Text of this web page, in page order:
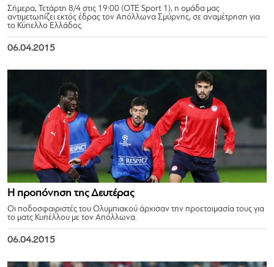
Σήμερα, Τετάρτη 8/4 στις 19:00 (OTE Sport 1), η ομάδα μας
αντιμετωπίζει εκτός έδρας τoν Απόλλωνα Σμύρνης, σε αναμέτρηση για
το Κύπελλο Ελλάδος.
06.04.2015
Η προπόνηση της Δευτέρας
Οι ποδοσφαιριστές του Ολυμπιακού άρχισαν την προετοιμασία τους για
το ματς Κυπέλλου με τον Απόλλωνα.
06.04.2015